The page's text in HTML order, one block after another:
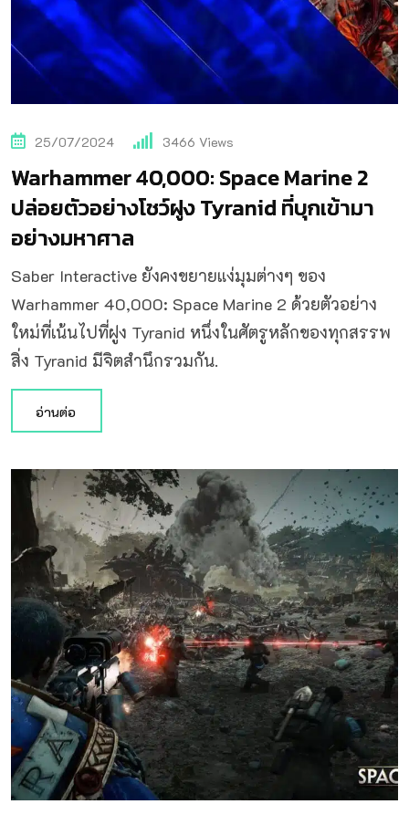
25/07/2024 3466 Views
Warhammer 40,000: Space Marine 2
ปล่อยตัวอย่างโชว์ฝูง Tyranid ที่บุกเข้ามา
อย่างมหาศาล
Saber Interactive ยังคงขยายแง่มุมต่างๆ ของ
Warhammer 40,000: Space Marine 2 ด้วยตัวอย่าง
ใหม่ที่เน้นไปที่ฝูง Tyranid หนึ่งในศัตรูหลักของทุกสรรพ
สิ่ง Tyranid มีจิตสำนึกรวมกัน.
อ่านต่อ